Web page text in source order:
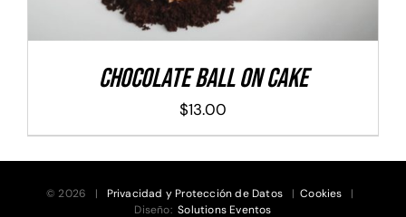
Chocolate Ball On Cake
$13.00
© 2026 | Privacidad y Protección de Datos | Cookies |
Diseño: Solutions Eventos